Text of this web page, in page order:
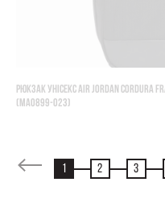
РЮКЗАК УНІСЕКС AIR JORDAN CORDURA
(MA0899-023)
1 2 3